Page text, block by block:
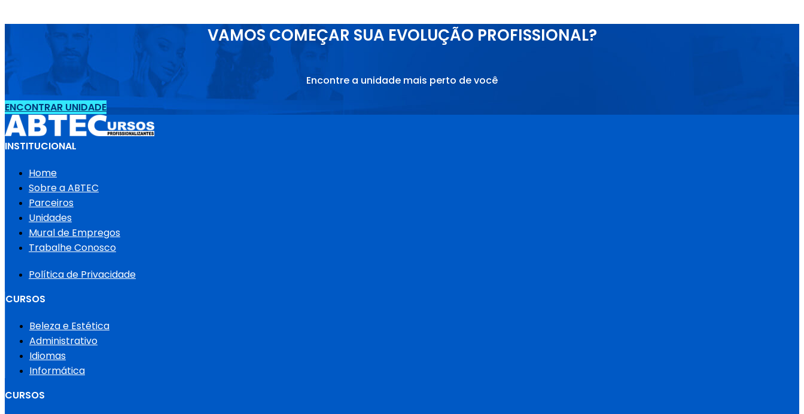
VAMOS COMEÇAR SUA EVOLUÇÃO PROFISSIONAL?
Encontre a unidade mais perto de você
ENCONTRAR UNIDADE
INSTITUCIONAL
Home
Sobre a ABTEC
Parceiros
Unidades
Mural de Empregos
Trabalhe Conosco
Política de Privacidade
CURSOS
Beleza e Estética
Administrativo
Idiomas
Informática
CURSOS